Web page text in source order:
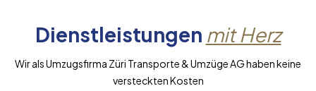
Dienstleistungen mit Herz
Wir als Umzugsfirma Züri Transporte & Umzüge AG haben keine
versteckten Kosten